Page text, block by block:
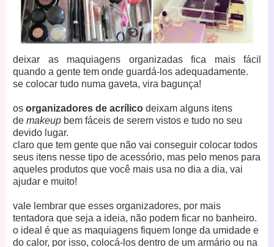
deixar as maquiagens organizadas fica mais fácil
quando a gente tem onde guardá-los adequadamente.
se colocar tudo numa gaveta, vira bagunça!
os organizadores de acrílico deixam alguns itens
de makeup bem fáceis de serem vistos e tudo no seu
devido lugar.
claro que tem gente que não vai conseguir colocar todos
seus itens nesse tipo de acessório, mas pelo menos para
aqueles produtos que você mais usa no dia a dia, vai
ajudar e muito!
vale lembrar que esses organizadores, por mais
tentadora que seja a ideia, não podem ficar no banheiro.
o ideal é que as maquiagens fiquem longe da umidade e
do calor, por isso, colocá-los dentro de um armário ou na